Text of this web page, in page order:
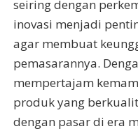
seiring dengan
inovasi menjadi
agar membuat
pemasarannya.
mempertajam
produk yang
dengan pasar di era